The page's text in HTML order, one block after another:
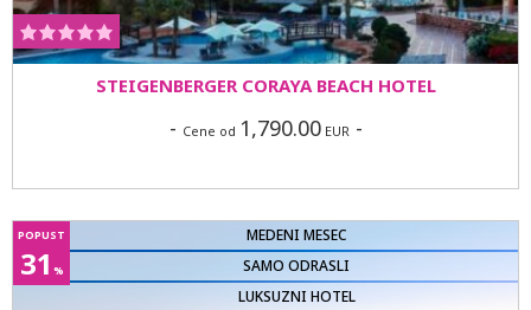
STEIGENBERGER CORAYA BEACH HOTEL
- Cene od 1,790.00EUR-
MEDENI MESEC
SAMO ODRASLI
LUKSUZNI HOTEL
POPUST
31 %